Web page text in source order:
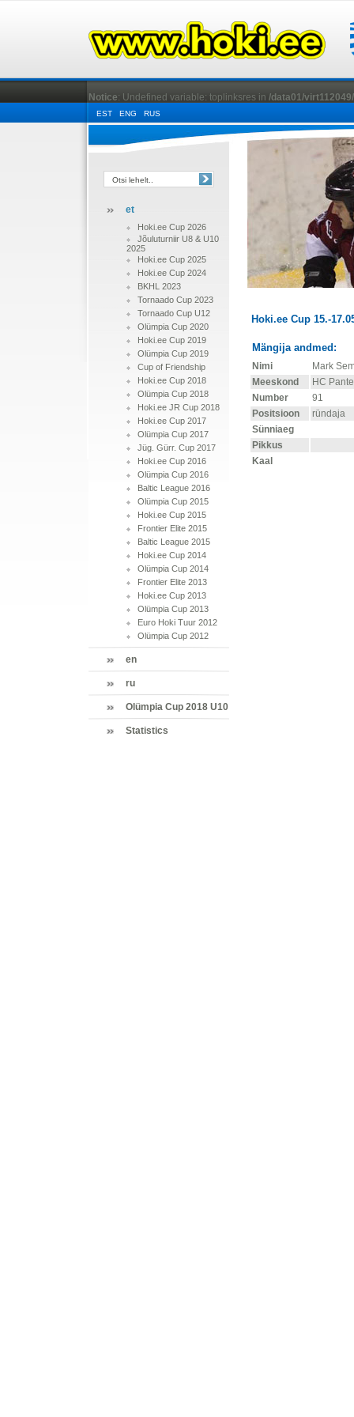
Notice: Undefined variable: toplinksres in /data01/
EST ENG RUS
et
Hoki.ee Cup 2026
Jõuluturniir U8 & U10
2025
Hoki.ee Cup 2025
Hoki.ee Cup 2024
BKHL 2023
Tornaado Cup 2023
Tornaado Cup U12
Olümpia Cup 2020
Hoki.ee Cup 2019
Olümpia Cup 2019
Cup of Friendship
Hoki.ee Cup 2018
Olümpia Cup 2018
Hoki.ee JR Cup 2018
Hoki.ee Cup 2017
Olümpia Cup 2017
Jüg. Gürr. Cup 2017
Hoki.ee Cup 2016
Olümpia Cup 2016
Baltic League 2016
Olümpia Cup 2015
Hoki.ee Cup 2015
Frontier Elite 2015
Baltic League 2015
Hoki.ee Cup 2014
Olümpia Cup 2014
Frontier Elite 2013
Hoki.ee Cup 2013
Olümpia Cup 2013
Euro Hoki Tuur 2012
Olümpia Cup 2012
en
ru
Olümpia Cup 2018 U10
Statistics
Hoki.ee Cup 15.-
Mängija andmed:
Nimi
Mark
Meeskond
HC
Number
91
Positsioon
ründaja
Sünniaeg
Pikkus
Kaal